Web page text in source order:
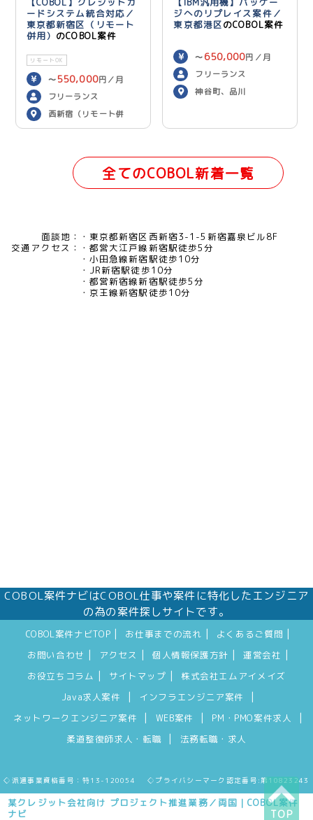
某クレジット会社向け プロジェクト推進業務／両国｜COBOL案件
ナビ
ードシステム統合対応／
東京都新宿区（リモート
併用） のCOBOL案件
リモートOK
〜 550,000円／月
フリーランス
西新宿（リモート併
用）
ジへのリプレイス案件／
東京都港区のCOBOL案件
〜 650,000円／月
フリーランス
神谷町、品川
全てのCOBOL新着一覧
面談地：
東京都新宿区西新宿3-1-5新宿嘉泉ビル8F
交通アクセス：
都営大江戸線新宿駅徒歩5分
小田急線新宿駅徒歩10分
JR新宿駅徒歩10分
都営新宿線新宿駅徒歩5分
京王線新宿駅徒歩10分
COBOL案件ナビはCOBOL仕事や案件に特化したエンジニア
の為の案件探しサイトです。
TOP
COBOL案件ナビTOP お仕事までの流れ よくあるご質問
お問い合わせ アクセス 個人情報保護方針 運営会社
お役立ちコラム サイトマップ
株式会社エムアイメイズ
Java求人案件
インフラエンジニア案件
ネットワークエンジニア案件 WEB案件 PM・PMO案件求人
柔道整復師求人・転職 法務転職・求人
◇派遣事業資格番号：特13-120054 ◇プライバシーマーク認定番号:第10823243